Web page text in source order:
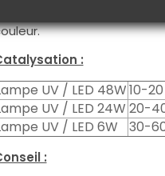
Vous pouvez dégraisser la
:
UV / LED 48W10-
UV / LED 24W 20-
UV / LED 6W
30-
: